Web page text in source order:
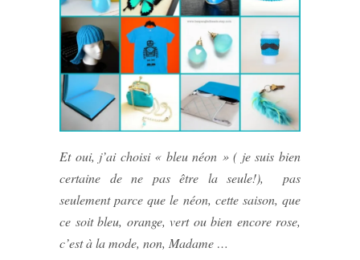
Et oui, j’ai choisi « bleu néon » ( je suis bien
certaine de ne pas être la seule!), pas
seulement parce que le néon, cette saison, que
ce soit bleu, orange, vert ou bien encore rose,
c’est à la mode, non, Madame …